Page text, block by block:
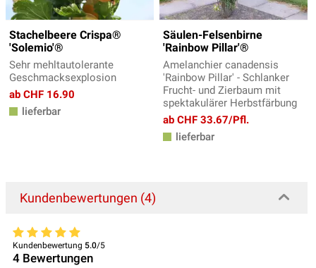
Stachelbeere Crispa®
'Solemio'®
Sehr mehltautolerante
Geschmacksexplosion
ab CHF 16.90
lieferbar
Säulen-Felsenbirne
'Rainbow Pillar'®
Amelanchier canadensis
'Rainbow Pillar' - Schlanker
Frucht- und Zierbaum mit
spektakulärer Herbstfärbung
ab CHF 33.67/Pfl.
lieferbar
Kundenbewertungen (4)
Kundenbewertung 5.0/5
4 Bewertungen